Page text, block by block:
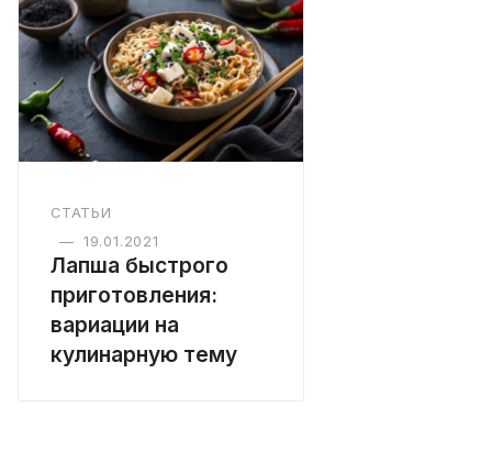
СТАТЬИ
— 19.01.2021
Лапша быстрого
приготовления:
вариации на
кулинарную тему